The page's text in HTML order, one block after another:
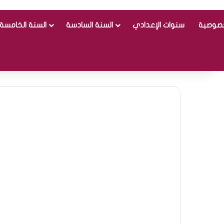
السنة الخامسة السنة السادسة سنوات الإعدادي